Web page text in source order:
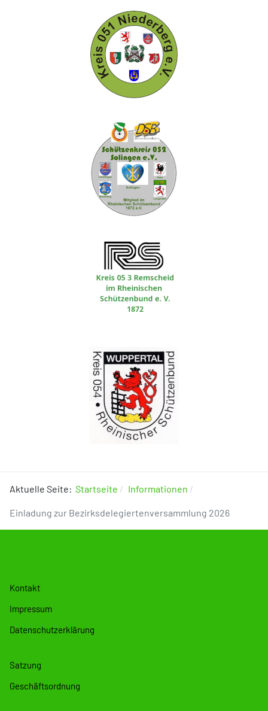
Aktuelle Seite: Startseite Informationen
Einladung zur Bezirksdelegiertenversammlung 2026
Kontakt
Impressum
Datenschutzerklärung
Satzung
Geschäftsordnung